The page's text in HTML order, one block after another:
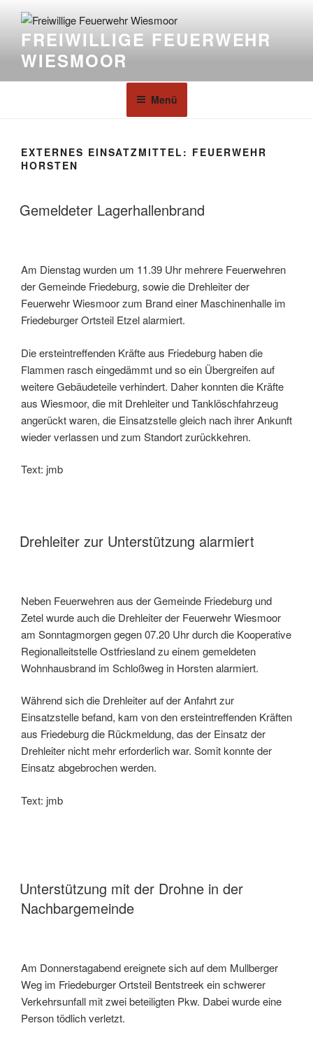
FREIWILLIGE FEUERWEHR
WIESMOOR
Menü
EXTERNES EINSATZMITTEL: FEUERWEHR
HORSTEN
Gemeldeter Lagerhallenbrand
Am Dienstag wurden um 11.39 Uhr mehrere Feuerwehren
der Gemeinde Friedeburg, sowie die Drehleiter der
Feuerwehr Wiesmoor zum Brand einer Maschinenhalle im
Friedeburger Ortsteil Etzel alarmiert.
Die ersteintreffenden Kräfte aus Friedeburg haben die
Flammen rasch eingedämmt und so ein Übergreifen auf
weitere Gebäudeteile verhindert. Daher konnten die Kräfte
aus Wiesmoor, die mit Drehleiter und Tanklöschfahrzeug
angerückt waren, die Einsatzstelle gleich nach ihrer Ankunft
wieder verlassen und zum Standort zurückkehren.
Text: jmb
Drehleiter zur Unterstützung alarmiert
Neben Feuerwehren aus der Gemeinde Friedeburg und
Zetel wurde auch die Drehleiter der Feuerwehr Wiesmoor
am Sonntagmorgen gegen 07.20 Uhr durch die Kooperative
Regionalleitstelle Ostfriesland zu einem gemeldeten
Wohnhausbrand im Schloßweg in Horsten alarmiert.
Während sich die Drehleiter auf der Anfahrt zur
Einsatzstelle befand, kam von den ersteintreffenden Kräften
aus Friedeburg die Rückmeldung, das der Einsatz der
Drehleiter nicht mehr erforderlich war. Somit konnte der
Einsatz abgebrochen werden.
Text: jmb
Unterstützung mit der Drohne in der
Nachbargemeinde
Am Donnerstagabend ereignete sich auf dem Mullberger
Weg im Friedeburger Ortsteil Bentstreek ein schwerer
Verkehrsunfall mit zwei beteiligten Pkw. Dabei wurde eine
Person tödlich verletzt.